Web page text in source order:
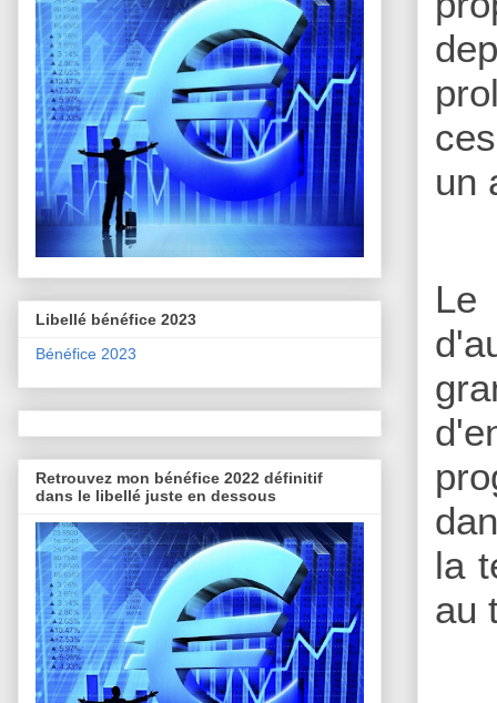
un
Le
la
au
Libellé bénéfice 2023
Bénéfice 2023
Retrouvez mon bénéfice 2022 définitif
dans le libellé juste en dessous